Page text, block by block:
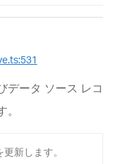
データ ソース レコ
新します。